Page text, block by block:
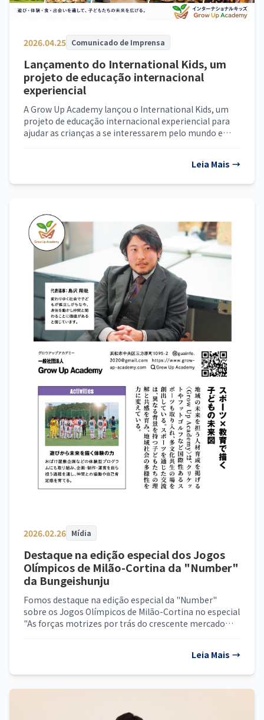
2026.04.25 Comunicado de Imprensa
Lançamento do International Kids, um
projeto de educação internacional
experiencial
A Grow Up Academy lançou o International Kids, um
projeto de educação internacional experiencial para
ajudar as crianças a se interessarem pelo mundo e
Leia Mais →
2026.02.26 Mídia
Destaque na edição especial dos Jogos
Olímpicos de Milão-Cortina da "Number"
da Bungeishunju
Fomos destaque na edição especial da "Number"
sobre os Jogos Olímpicos de Milão-Cortina no especial
"As forças motrizes por trás do crescente mercado
Leia Mais →